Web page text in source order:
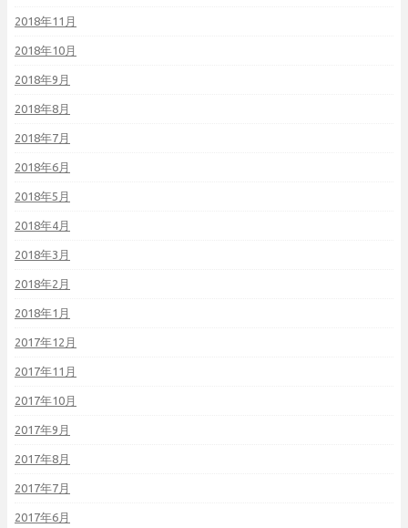
2018年11月
2018年10月
2018年9月
2018年8月
2018年7月
2018年6月
2018年5月
2018年4月
2018年3月
2018年2月
2018年1月
2017年12月
2017年11月
2017年10月
2017年9月
2017年8月
2017年7月
2017年6月